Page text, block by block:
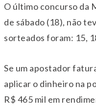
O último concurso da
de sábado (18), não
sorteados foram: 15,
Se um apostador
aplicar o dinheiro na
R$ 465 mil em